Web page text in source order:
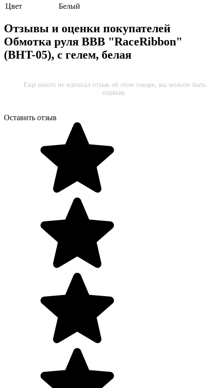
Цвет
Белый
Отзывы и оценки покупателей
Обмотка руля BBB "RaceRibbon"
(BHT-05), с гелем, белая
Еще никто не написал отзыв об этом товаре, вы можете быть
первым.
Оставить отзыв